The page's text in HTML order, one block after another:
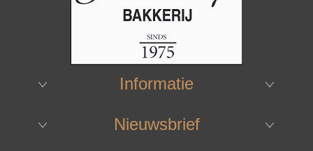
Informatie
Nieuwsbrief